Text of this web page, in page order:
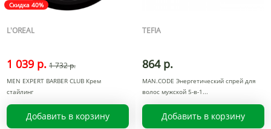
Скидка 40%
L'OREAL
1 039 р. 1 732 р.
MEN EXPERT BARBER CLUB Крем
стайлинг
Добавить в корзину
TEFIA
864 р.
MAN.CODE Энергетический спрей для
волос мужской 5-в-1
Добавить в корзину